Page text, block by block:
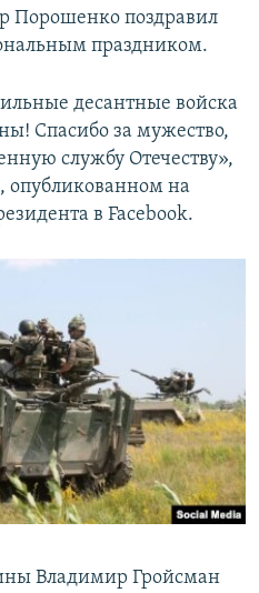
Порошенко поздравил
праздником.
десантные войска
Спасибо за мужество,
службу Отечеству»,
, опубликованном на
в Facebook.
Владимир Гройсман